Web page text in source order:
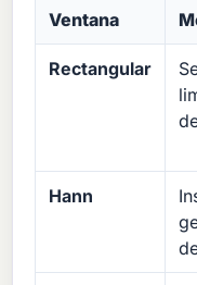
Ventana
Rectangular
Hann